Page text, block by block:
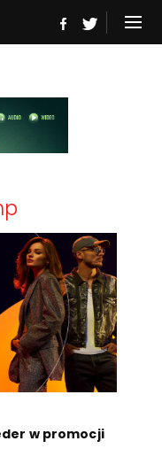
w promocji